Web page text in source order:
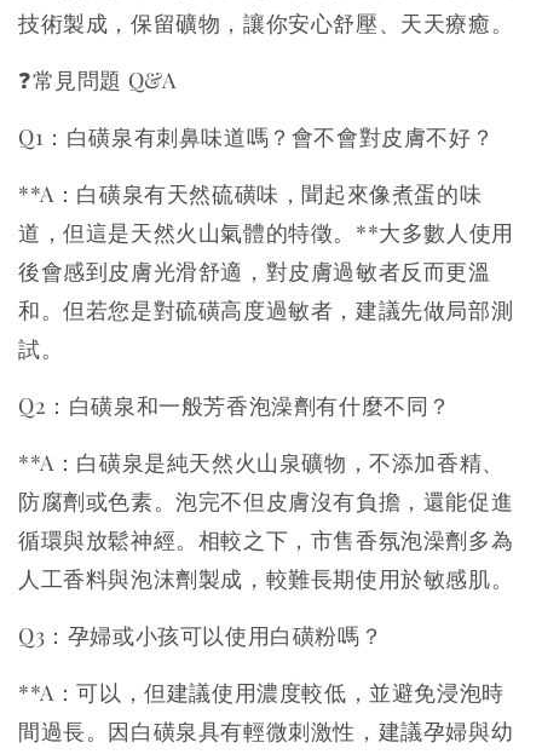
技術製成，保留礦物，讓你安心舒壓、天天療癒。
❓常見問題 Q&A
Q1：白磺泉有刺鼻味道嗎？會不會對皮膚不好？
**A：白磺泉有天然硫磺味，聞起來像煮蛋的味
道，但這是天然火山氣體的特徵。**大多數人使用
後會感到皮膚光滑舒適，對皮膚過敏者反而更溫
和。但若您是對硫磺高度過敏者，建議先做局部測
試。
Q2：白磺泉和一般芳香泡澡劑有什麼不同？
**A：白磺泉是純天然火山泉礦物，不添加香精、
防腐劑或色素。泡完不但皮膚沒有負擔，還能促進
循環與放鬆神經。相較之下，市售香氛泡澡劑多為
人工香料與泡沫劑製成，較難長期使用於敏感肌。
Q3：孕婦或小孩可以使用白磺粉嗎？
**A：可以，但建議使用濃度較低，並避免浸泡時
間過長。因白磺泉具有輕微刺激性，建議孕婦與幼